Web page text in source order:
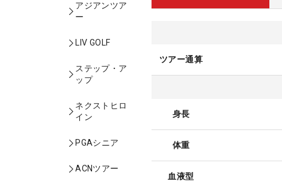
アジアンツア
ー
LIV GOLF
ステップ・ア
ップ
ネクストヒロ
イン
PGAシニア
ACNツアー
ツアー通算
身長
体重
血液型